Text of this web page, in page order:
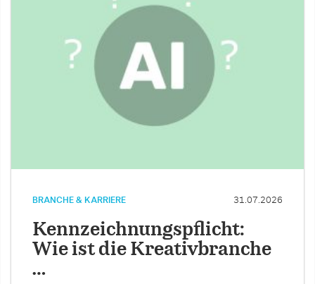
BRANCHE & KARRIERE 31.07.2026
Kennzeichnungspflicht:
Wie ist die Kreativbranche
…